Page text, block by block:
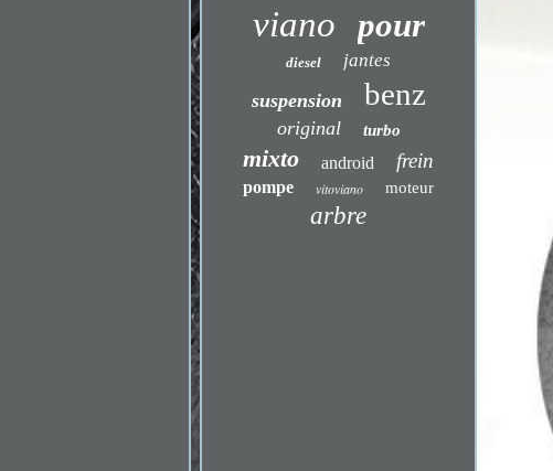
viano pour
diesel jantes
suspension benz
original turbo
mixto android frein
pompe vitoviano moteur
arbre